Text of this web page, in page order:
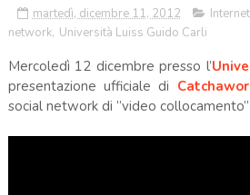
martedì, dicembre 11, 2012 Internet
network, Università Luiss Guido Carli
Mercoledì 12 dicembre presso l’
presentazione ufficiale di
social network di ”video collocamento”